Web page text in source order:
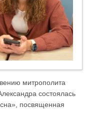
митрополита
состоялась
посвященная